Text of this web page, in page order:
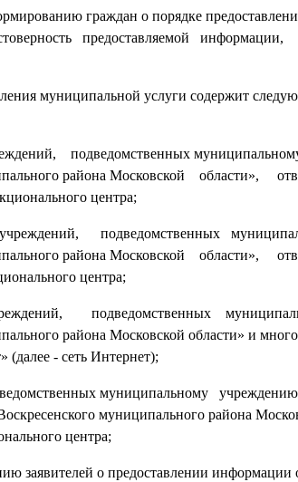
граждан о порядке
предоставляемой информации,
муниципальной услуги содержит
подведомственных
района Московской области»,
центра;
подведомственных
района Московской области»,
центра;
подведомственных
района Московской области» и
(далее - сеть Интернет);
муниципальному учреждению
муниципального района
центра;
заявителей о предоставлении информации